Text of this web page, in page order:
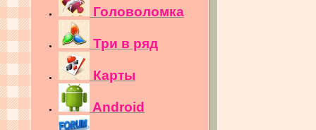
Головоломка
Три в ряд
Карты
Android